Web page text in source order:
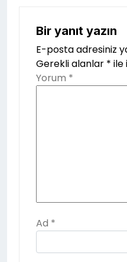
Bir yanıt yazın
E-posta adresiniz
Gerekli alanlar * ile
Yorum *
Ad *